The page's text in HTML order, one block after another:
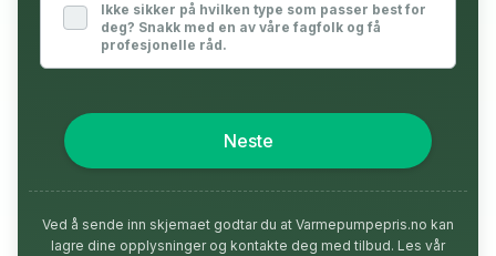
Ikke sikker på hvilken type som passer best for
deg? Snakk med en av våre fagfolk og få
profesjonelle råd.
Neste
Ved å sende inn skjemaet godtar du at Varmepumpepris.no kan
lagre dine opplysninger og kontakte deg med tilbud. Les vår